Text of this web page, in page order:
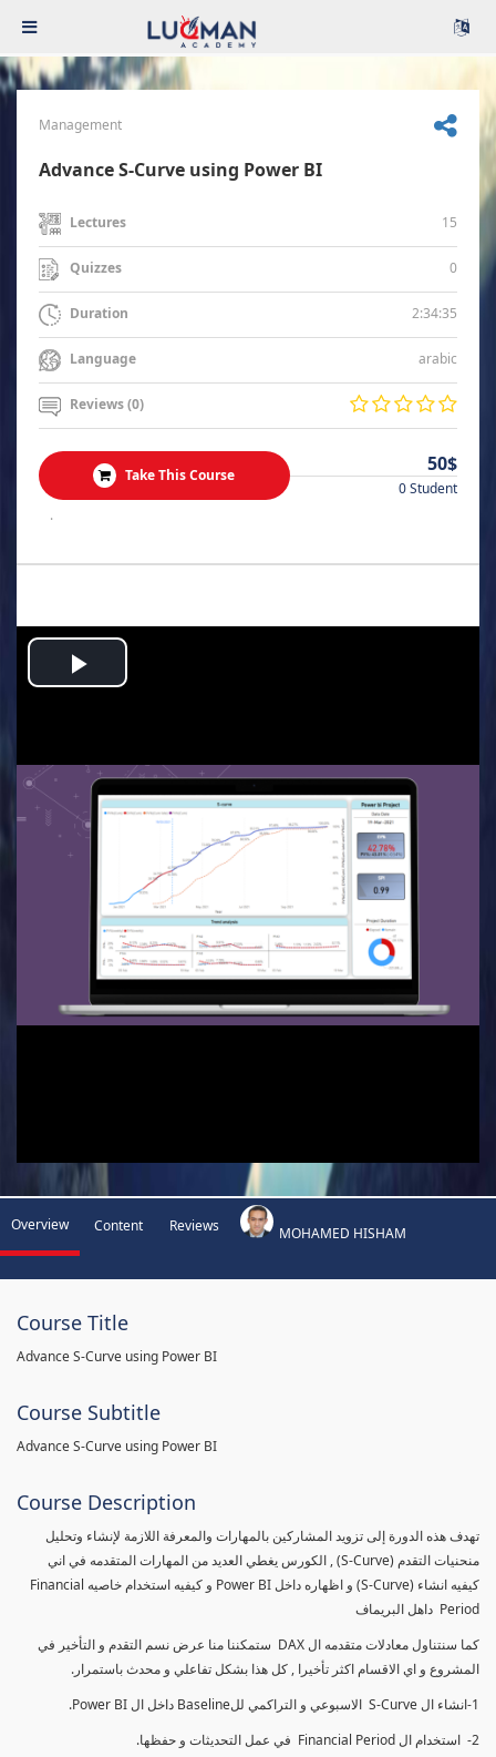
Management
Advance S-Curve using Power BI
Lectures 15
Quizzes 0
Duration 2:34:35
Language arabic
Reviews (0)
Take This Course 50$
0 Student
.
Play
Overview Content Reviews MOHAMED HISHAM
Course Title
Advance S-Curve using Power BI
Course Subtitle
Advance S-Curve using Power BI
Course Description
تهدف هذه الدورة إلى تزويد المشاركين بالمهارات والمعرفة اللازمة لإنشاء وتحليل
منحنيات التقدم (S-Curve) , الكورس يغطي العديد من المهارات المتقدمه في اني
كيفيه انشاء (S-Curve) و اظهاره داخل Power BI و كيفيه استخدام خاصيه Financial
Period داهل البريماف
كما سنتناول معادلات متقدمه ال DAX ستمكننا منا عرض نسم التقدم و التأخير في
المشروع و اي الاقسام اكثر تأخيرا , كل هذا بشكل تفاعلي و محدث باستمرار.
1-انشاء ال S-Curve الاسبوعي و التراكمي للBaseline داخل ال Power BI.
2- استخدام ال Financial Period في عمل التحديثات و حفظها.